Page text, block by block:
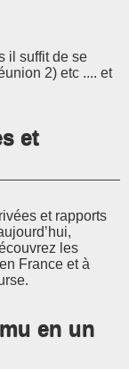
il suffit de se
2) etc .... et
et
et rapports
les
France et à
en un